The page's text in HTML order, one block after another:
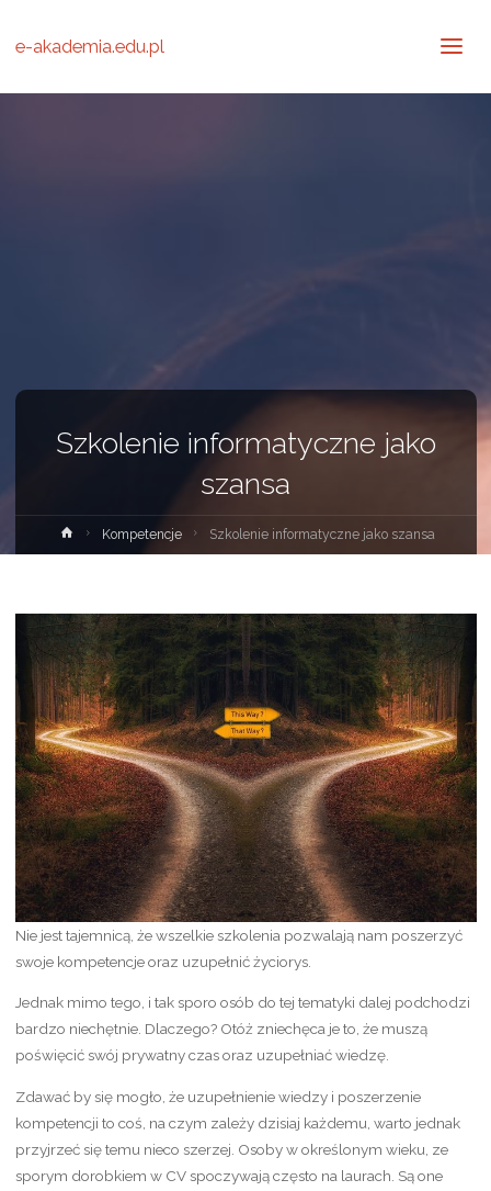
e-akademia.edu.pl
Szkolenie informatyczne jako
szansa
Strona
główna
Kompetencje Szkolenie informatyczne jako szansa
Nie jest tajemnicą, że wszelkie szkolenia pozwalają nam poszerzyć
swoje kompetencje oraz uzupełnić życiorys.
Jednak mimo tego, i tak sporo osób do tej tematyki dalej podchodzi
bardzo niechętnie. Dlaczego? Otóż zniechęca je to, że muszą
poświęcić swój prywatny czas oraz uzupełniać wiedzę.
Zdawać by się mogło, że uzupełnienie wiedzy i poszerzenie
kompetencji to coś, na czym zależy dzisiaj każdemu, warto jednak
przyjrzeć się temu nieco szerzej. Osoby w określonym wieku, ze
sporym dorobkiem w CV spoczywają często na laurach. Są one